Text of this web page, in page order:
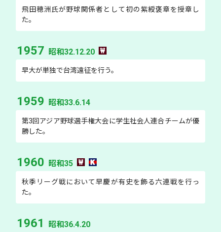
飛田穂洲氏が野球関係者として初の紫綬褒章を授章し
た。
1957 昭和32.12.20
早大が単独で台湾遠征を行う。
1959 昭和33.6.14
第3回アジア野球選手権大会に学生社会人連合チームが優
勝した。
1960 昭和35
秋季リーグ戦において早慶が有史を飾る六連戦を行っ
た。
1961 昭和36.4.20